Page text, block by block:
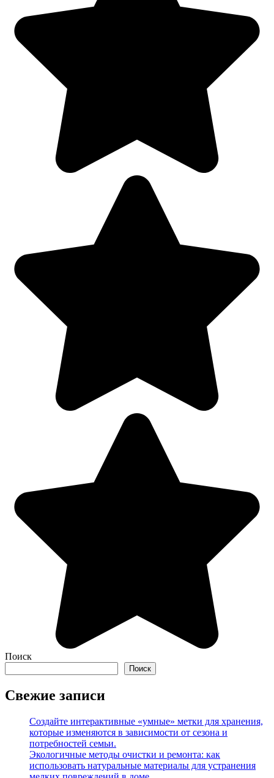
Поиск
Поиск
Свежие записи
Создайте интерактивные «умные» метки для хранения,
которые изменяются в зависимости от сезона и
потребностей семьи.
Экологичные методы очистки и ремонта: как
использовать натуральные материалы для устранения